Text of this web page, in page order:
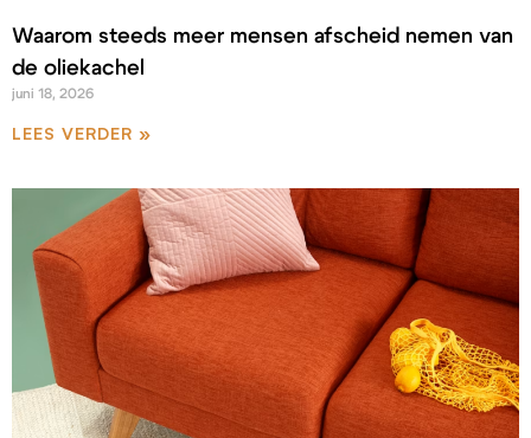
Waarom steeds meer mensen afscheid nemen van
de oliekachel
juni 18, 2026
LEES VERDER »